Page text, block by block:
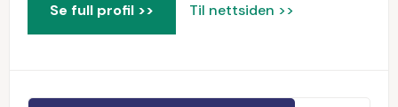
Se full profil >> Til nettsiden >>